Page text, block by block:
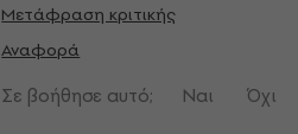
Μετάφραση κριτικής
Αναφορά
Σε βοήθησε αυτό; Ναι Όχι